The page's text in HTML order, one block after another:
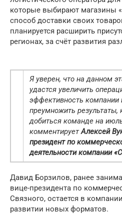
которые выбирают магазины
способ доставки своих
планируется расширить
регионах, за счёт развития
Я уверен, что на данном
удастся увеличить
эффективность компании
преумножить результаты,
добиться команде на
комментируетАлексей
президент по
деятельности компании
Давид Борзилов, ранее
вице-президента по
Связного, остается в
развитии новых форматов.